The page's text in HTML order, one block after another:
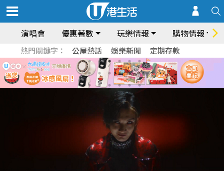
演唱會 優惠著數 玩樂情報 購物情報
熱門關鍵字： 公屋熱話 娛樂新聞 定期存款